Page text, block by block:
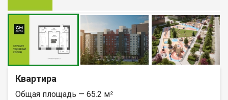
Квартира
Общая площадь — 65.2 м²